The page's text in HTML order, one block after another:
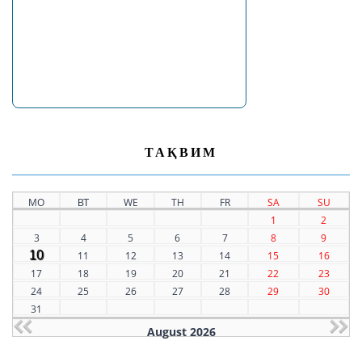
ТАҚВИМ
MO ВТ WE TH FR SA
SU
1
2
3
4 5 6 7 8
9
10
11 12 13 14 15
16
17
18 19 20 21 22
23
24
25 26 27 28 29
30
31
August 2026